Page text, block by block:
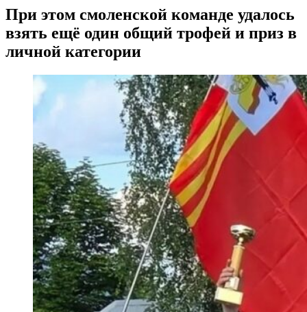
При этом смоленской команде удалось
взять ещё один общий трофей и приз в
личной категории